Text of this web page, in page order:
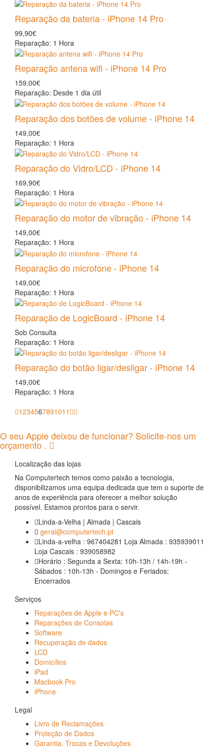
Reparação da bateria - iPhone 14 Pro
99,90€
Reparação: 1 Hora
Reparação antena wifi - iPhone 14 Pro
159,00€
Reparação: Desde 1 dia útil
Reparação dos botões de volume - iPhone 14
149,00€
Reparação: 1 Hora
Reparação do Vidro/LCD - iPhone 14
169,90€
Reparação: 1 Hora
Reparação do motor de vibração - iPhone 14
149,00€
Reparação: 1 Hora
Reparação do microfone - iPhone 14
149,00€
Reparação: 1 Hora
Reparação de LogicBoard - iPhone 14
Sob Consulta
Reparação: 1 Hora
Reparação do botão ligar/desligar - iPhone 14
149,00€
Reparação: 1 Hora
1234567891011
O seu Apple deixou de funcionar? Solicite-nos um
orçamento .
Localização das lojas
Na Computertech temos como paixão a tecnologia,
disponibilizamos uma equipa dedicada que tem o suporte de
anos de experiência para oferecer a melhor solução
possível. Estamos prontos para o servir.
Linda-a-Velha | Almada | Cascais
geral@computertech.pt
Linda-a-velha : 967404281 Loja Almada : 935939011
Loja Cascais : 939058982
Horário : Segunda a Sexta: 10h-13h / 14h-19h -
Sábados : 10h-13h - Domingos e Feriados:
Encerrados
Serviços
Reparações de Apple e PC's
Reparações de Consolas
Software
Recuperação de dados
LCD
Domicílios
iPad
Macbook Pro
iPhone
Legal
Livro de Reclamações
Proteção de Dados
Garantia, Trocas e Devoluções